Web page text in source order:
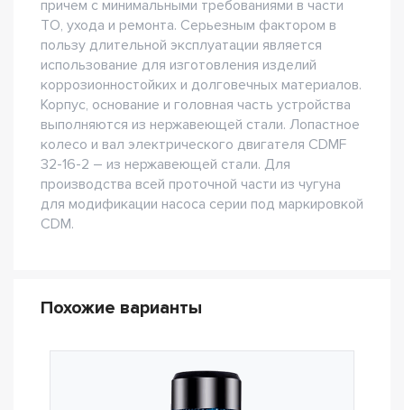
причем с минимальными требованиями в части
ТО, ухода и ремонта. Серьезным фактором в
пользу длительной эксплуатации является
использование для изготовления изделий
коррозионностойких и долговечных материалов.
Корпус, основание и головная часть устройства
выполняются из нержавеющей стали. Лопастное
колесо и вал электрического двигателя CDMF
32-16-2 – из нержавеющей стали. Для
производства всей проточной части из чугуна
для модификации насоса серии под маркировкой
CDM.
Похожие варианты